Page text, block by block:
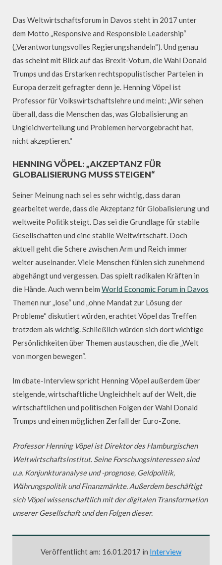
Das Weltwirtschaftsforum in Davos steht in 2017 unter
dem Motto „Responsive and Responsible Leadership“
(„Verantwortungsvolles Regierungshandeln“). Und genau
das scheint mit Blick auf das Brexit-Votum, die Wahl Donald
Trumps und das Erstarken rechtspopulistischer Parteien in
Europa derzeit gefragter denn je. Henning Vöpel ist
Professor für Volkswirtschaftslehre und meint: „Wir sehen
überall, dass die Menschen das, was Globalisierung an
Ungleichverteilung und Problemen hervorgebracht hat,
nicht akzeptieren.“
HENNING VÖPEL: „AKZEPTANZ FÜR
GLOBALISIERUNG MUSS STEIGEN“
Seiner Meinung nach sei es sehr wichtig, dass daran
gearbeitet werde, dass die Akzeptanz für Globalisierung und
weltweite Politik steigt. Das sei die Grundlage für stabile
Gesellschaften und eine stabile Weltwirtschaft. Doch
aktuell geht die Schere zwischen Arm und Reich immer
weiter auseinander. Viele Menschen fühlen sich zunehmend
abgehängt und vergessen. Das spielt radikalen Kräften in
die Hände. Auch wenn beim World Economic Forum in Davos
Themen nur „lose“ und „ohne Mandat zur Lösung der
Probleme“ diskutiert würden, erachtet Vöpel das Treffen
trotzdem als wichtig. Schließlich würden sich dort wichtige
Persönlichkeiten über Themen austauschen, die die „Welt
von morgen bewegen“.
Im dbate-Interview spricht Henning Vöpel außerdem über
steigende, wirtschaftliche Ungleichheit auf der Welt, die
wirtschaftlichen und politischen Folgen der Wahl Donald
Trumps und einen möglichen Zerfall der Euro-Zone.
Professor Henning Vöpel ist Direktor des Hamburgischen
WeltwirtschaftsInstitut. Seine Forschungsinteressen sind
u.a. Konjunkturanalyse und -prognose, Geldpolitik,
Währungspolitik und Finanzmärkte. Außerdem beschäftigt
sich Vöpel wissenschaftlich mit der digitalen Transformation
unserer Gesellschaft und den Folgen dieser.
Veröffentlicht am: 16.01.2017 in Interview